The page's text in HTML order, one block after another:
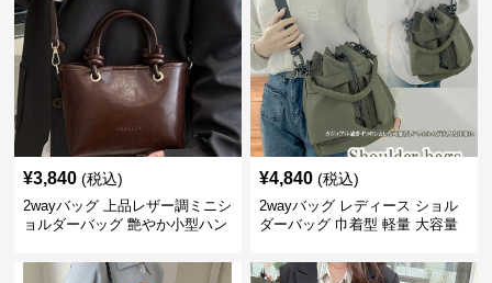
¥3,840 (税込)
2wayバッグ 上品レザー調ミニシ
ョルダーバッグ 艶やか小型ハン
¥4,840 (税込)
2wayバッグ レディース ショル
ダーバッグ 巾着型 軽量 大容量